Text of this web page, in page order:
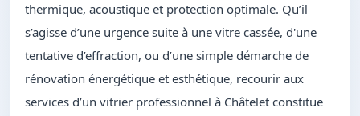
thermique, acoustique et protection optimale. Qu’il
s’agisse d’une urgence suite à une vitre cassée, d'une
tentative d’effraction, ou d’une simple démarche de
rénovation énergétique et esthétique, recourir aux
services d’un vitrier professionnel à Châtelet constitue